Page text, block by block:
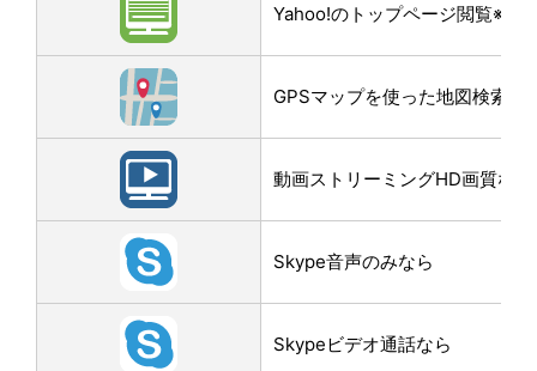
Yahoo!のトップページ閲覧
GPSマップを使った地図検索な
動画ストリーミングHD画質なら
Skype音声のみなら
Skypeビデオ通話なら